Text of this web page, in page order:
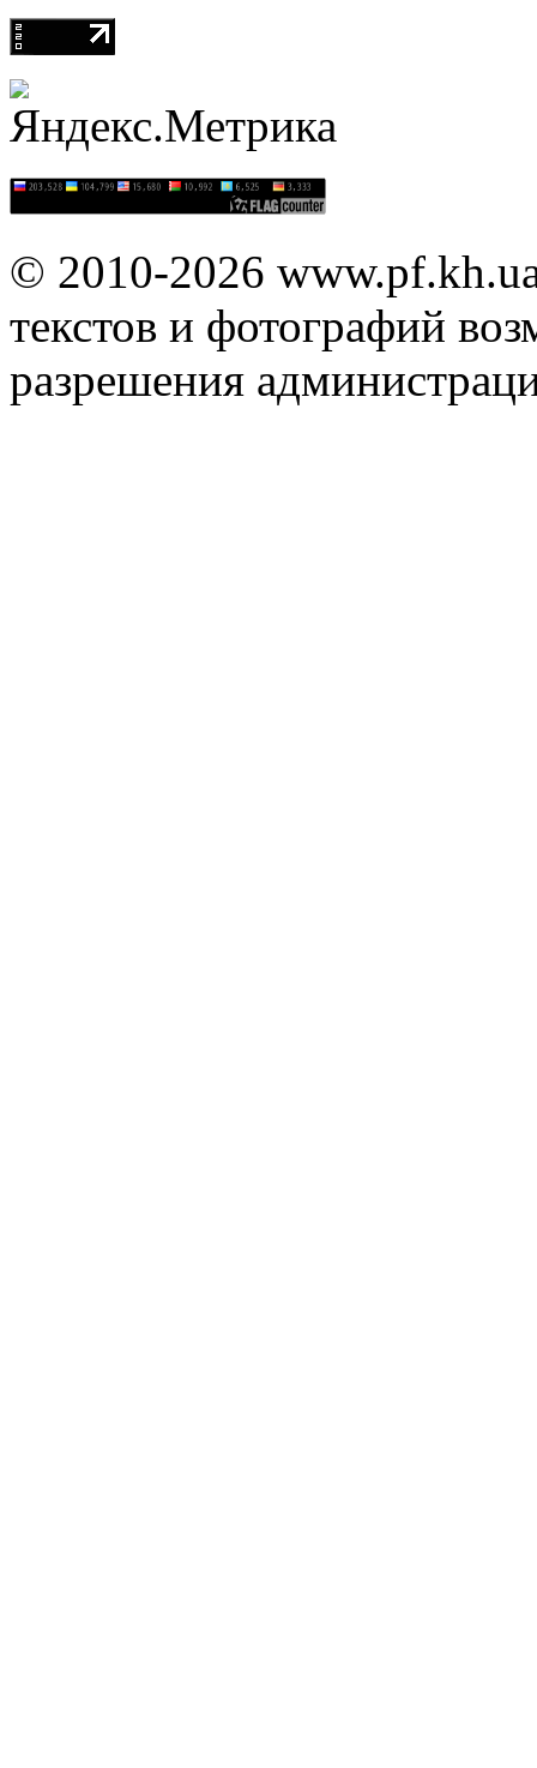
© 2010-2026
текстов и фотографий
разрешения